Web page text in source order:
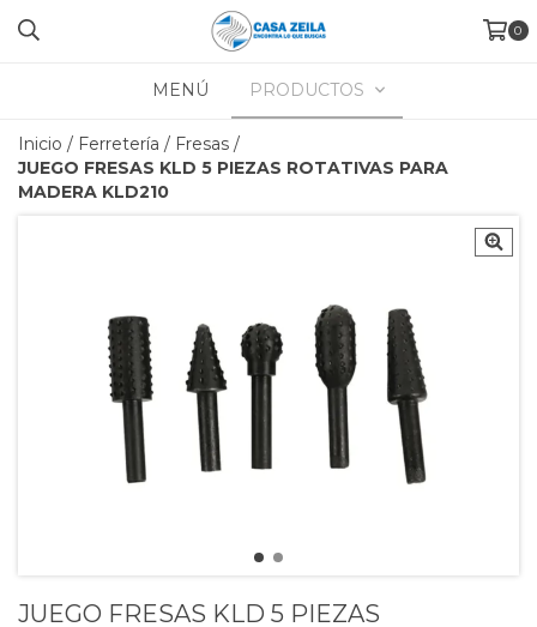
0
MENÚ PRODUCTOS
Inicio / Ferretería / Fresas /
JUEGO FRESAS KLD 5 PIEZAS ROTATIVAS PARA
MADERA KLD210
JUEGO FRESAS KLD 5 PIEZAS